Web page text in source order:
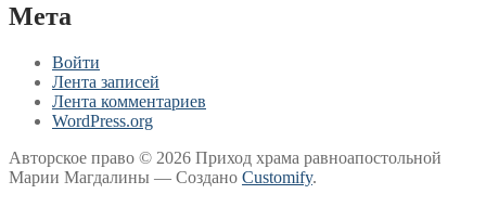
Мета
Войти
Лента записей
Лента комментариев
WordPress.org
Авторское право © 2026 Приход храма равноапостольной
Марии Магдалины — Создано Customify.